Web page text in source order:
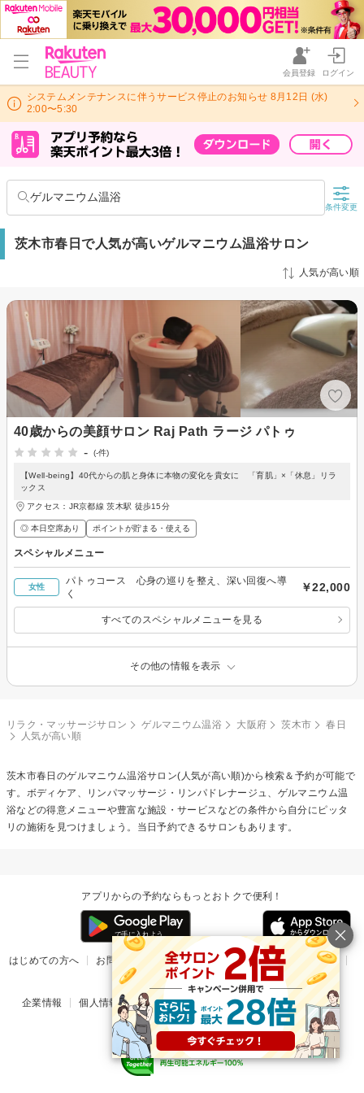
会員登録 ログイン
システムメンテナンスに伴うサービス停止のお知らせ 8月12日 (水)
2:00〜5:30
ゲルマニウム温浴
条件変更
茨木市春日で人気が高いゲルマニウム温浴サロン
人気が高い順
40歳からの美顔サロン Raj Path ラージ パトゥ
-
(-件)
【Well-being】40代からの肌と身体に本物の変化を貴女に 「育肌」×「休息」リラ
ックス
アクセス：JR京都線 茨木駅 徒歩15分
◎ 本日空席あり ポイントが貯まる・使える
スペシャルメニュー
女性
パトゥコース 心身の巡りを整え、深い回復へ導
く
￥22,000
すべてのスペシャルメニューを見る
その他の情報を表示
リラク・マッサージサロン ゲルマニウム温浴 大阪府 茨木市
春日
人気が高い順
茨木市春日のゲルマニウム温浴サロン(人気が高い順)から検索＆予約が可能で
す。ボディケア、リンパマッサージ・リンパドレナージュ、ゲルマニウム温
浴などの得意メニューや豊富な施設・サービスなどの条件から自分にピッタ
リの施術を見つけましょう。当日予約できるサロンもあります。
アプリからの予約ならもっとおトクで便利！
はじめての方へ お問い合わせ ヘルプ リリース情報
利用規約
掲載ご希望のサロン様
企業情報 個人情報保護方針 楽天のサービス一覧 アプリ一覧
© Rakuten Group, Inc.